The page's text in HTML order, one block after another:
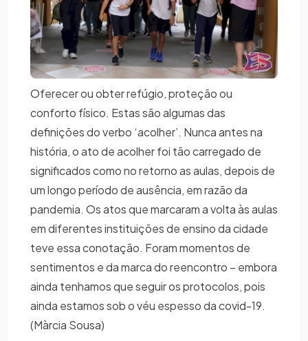
Oferecer ou obter refúgio, proteção ou
conforto físico. Estas são algumas das
definições do verbo ‘acolher’. Nunca antes na
história, o ato de acolher foi tão carregado de
significados como no retorno as aulas, depois de
um longo período de ausência, em razão da
pandemia. Os atos que marcaram a volta às aulas
em diferentes instituições de ensino da cidade
teve essa conotação. Foram momentos de
sentimentos e da marca do reencontro – embora
ainda tenhamos que seguir os protocolos, pois
ainda estamos sob o véu espesso da covid-19.
(Màrcia Sousa)